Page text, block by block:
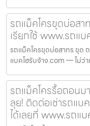
รถแม็คโครขุดบ่อสา
เรียกใช้ www.รถแ
รถแม็คโครขุดบ่อสาทร ขุด
แบคโฮรับจ้าง.com — ไม่ว่
รถแม็คโครรื้อถอนบ
ลุย! ติดต่อเช่ารถแ
ได้เลยที่ www.รถแ